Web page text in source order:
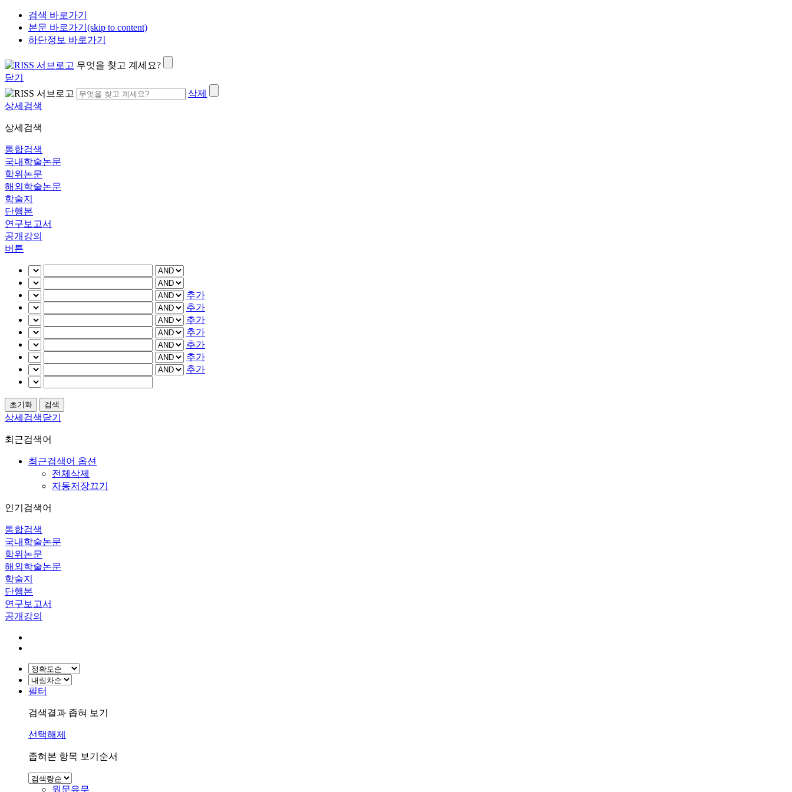
검색 바로가기
본문 바로가기(skip to content)
하단정보 바로가기
무엇을 찾고 계세요?
닫기
삭제
상세검색
상세검색
통합검색
국내학술논문
학위논문
해외학술논문
학술지
단행본
연구보고서
공개강의
버튼
추가
추가
추가
추가
추가
추가
추가
상세검색닫기
최근검색어
최근검색어 옵션
전체삭제
자동저장끄기
인기검색어
통합검색
국내학술논문
학위논문
해외학술논문
학술지
단행본
연구보고서
공개강의
필터
검색결과 좁혀 보기
선택해제
좁혀본 항목 보기순서
원문유무